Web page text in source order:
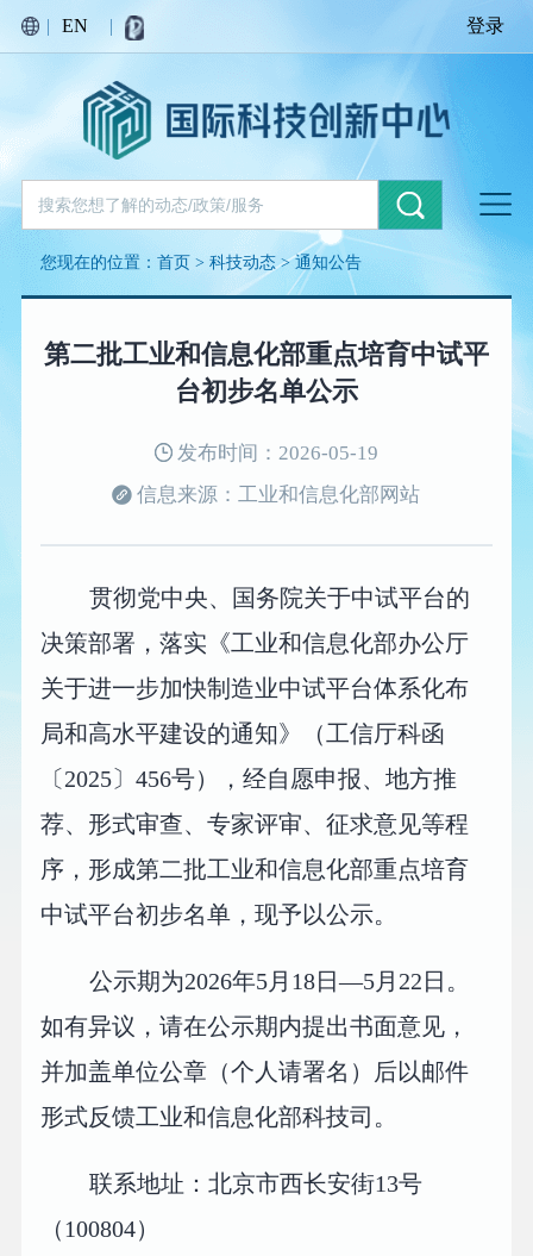
| EN | 登录
您现在的位置：首页 >科技动态>通知公告
第二批工业和信息化部重点培育中试平
台初步名单公示
发布时间：2026-05-19
信息来源：工业和信息化部网站
贯彻党中央、国务院关于中试平台的
决策部署，落实《工业和信息化部办公厅
关于进一步加快制造业中试平台体系化布
局和高水平建设的通知》（工信厅科函
〔2025〕456号），经自愿申报、地方推
荐、形式审查、专家评审、征求意见等程
序，形成第二批工业和信息化部重点培育
中试平台初步名单，现予以公示。
公示期为2026年5月18日—5月22日。
如有异议，请在公示期内提出书面意见，
并加盖单位公章（个人请署名）后以邮件
形式反馈工业和信息化部科技司。
联系地址：北京市西长安街13号
（100804）